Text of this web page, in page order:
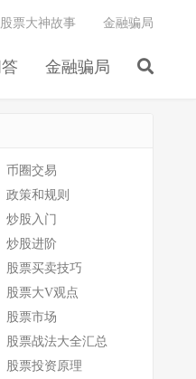
金融骗局
股票大神故事 金融骗局
币圈交易
政策和规则
炒股入门
炒股进阶
股票买卖技巧
股票大V观点
股票市场
股票战法大全汇总
股票投资原理